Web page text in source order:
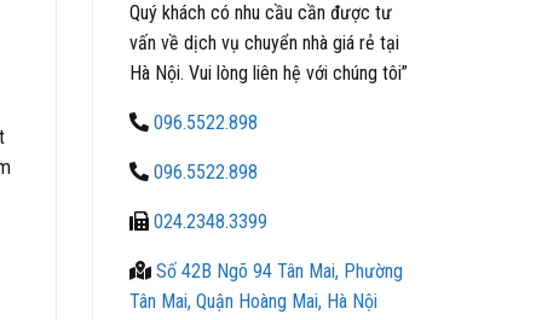
Quý khách có nhu cầu cần được tư
vấn về dịch vụ chuyển nhà giá rẻ tại
Hà Nội. Vui lòng liên hệ với chúng tôi”
096.5522.898
096.5522.898
024.2348.3399
Số 42B Ngõ 94 Tân Mai, Phường
Tân Mai, Quận Hoàng Mai, Hà Nội